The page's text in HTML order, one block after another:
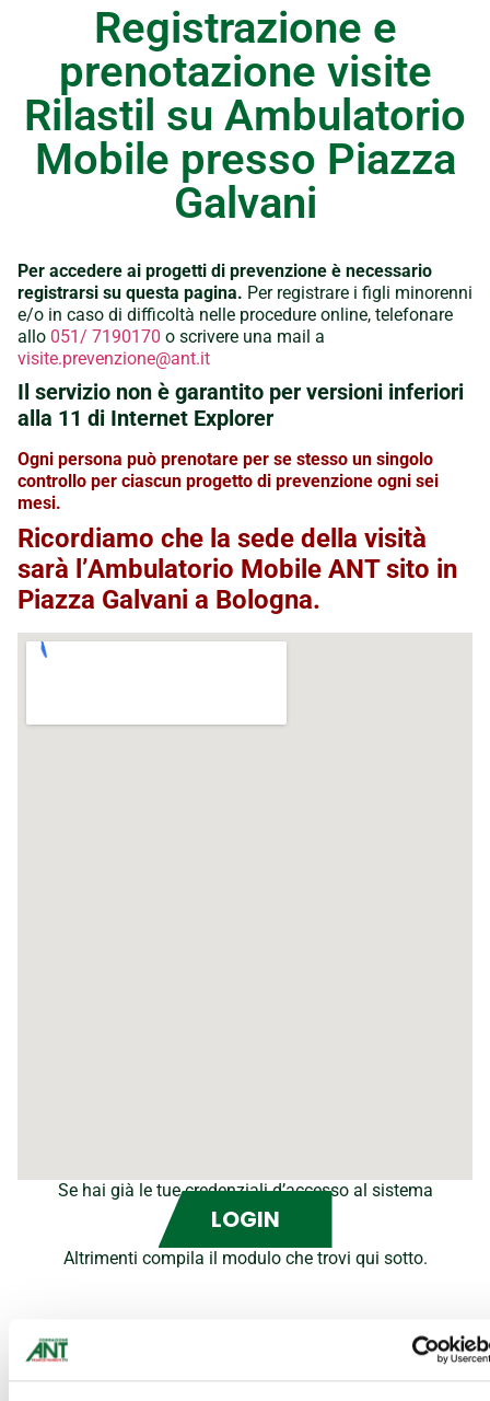
Registrazione e
prenotazione visite
Rilastil su Ambulatorio
Mobile presso Piazza
Galvani
Per accedere ai progetti di prevenzione è necessario
registrarsi su questa pagina. Per registrare i figli minorenni
e/o in caso di difficoltà nelle procedure online, telefonare
allo 051/ 7190170 o scrivere una mail a
visite.prevenzione@ant.it
Il servizio non è garantito per versioni inferiori
alla 11 di Internet Explorer
Ogni persona può prenotare per se stesso un singolo
controllo per ciascun progetto di prevenzione ogni sei
mesi.
Ricordiamo che la sede della visità
sarà l’Ambulatorio Mobile ANT sito in
Piazza Galvani a Bologna.
Se hai già le tue credenziali d’accesso al sistema
LOGIN
Altrimenti compila il modulo che trovi qui sotto.